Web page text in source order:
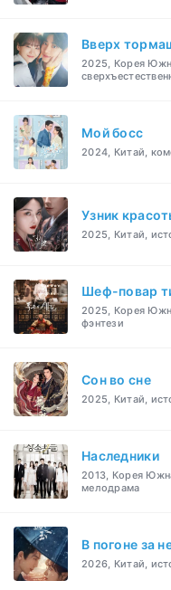
Вверх
2025, Корея
Мой босс
2024, Китай,
Узник
2025, Китай,
Шеф-повар
2025, Корея
фэнтези
Cон во сне
2025, Китай,
Наследники
2013, Корея
мелодрама
В погоне за
2026, Китай,